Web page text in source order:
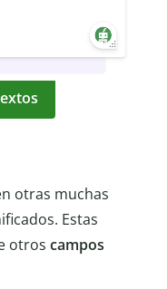
otras muchas
Estas
otros campos